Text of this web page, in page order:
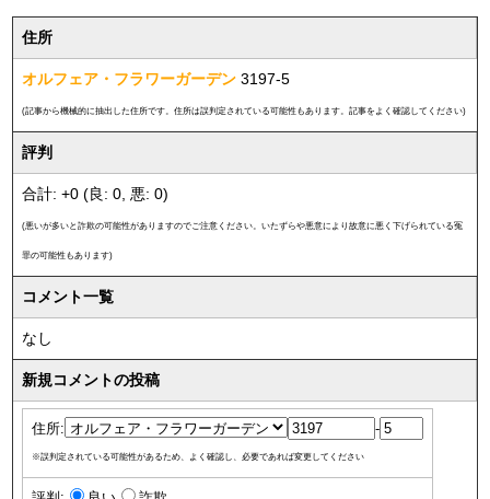
住所
オルフェア・フラワーガーデン 3197-5
(記事から機械的に抽出した住所です。住所は誤判定されている可能性もあります。記事をよく確認してください)
評判
合計: +0 (良: 0, 悪: 0)
(悪いが多いと詐欺の可能性がありますのでご注意ください。いたずらや悪意により故意に悪く下げられている冤
罪の可能性もあります)
コメント一覧
なし
新規コメントの投稿
住所: -
※誤判定されている可能性があるため、よく確認し、必要であれば変更してください